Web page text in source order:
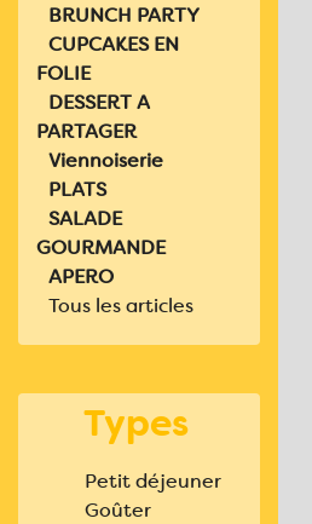
BRUNCH PARTY
CUPCAKES EN
FOLIE
DESSERT A
PARTAGER
Viennoiserie
PLATS
SALADE
GOURMANDE
APERO
Tous les articles
Types
Petit déjeuner
Goûter